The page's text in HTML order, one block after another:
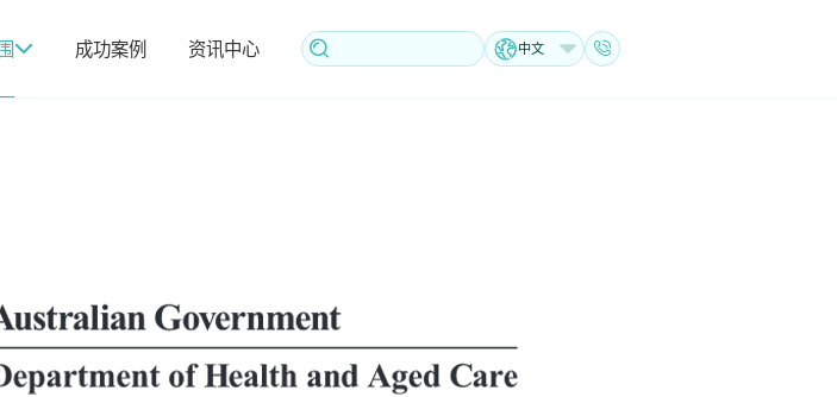
成功案例 资讯中心 中文